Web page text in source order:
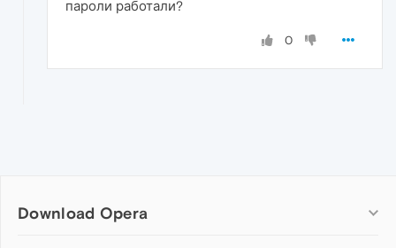
пароли работали?
0
Download Opera